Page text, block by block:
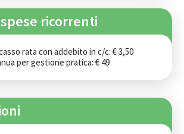
ricorrenti
rata con addebito in c/c: € 3,50
per gestione pratica: € 49